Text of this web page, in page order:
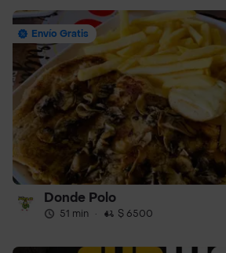
Envío Gratis
Donde Polo
51 min · $ 6500